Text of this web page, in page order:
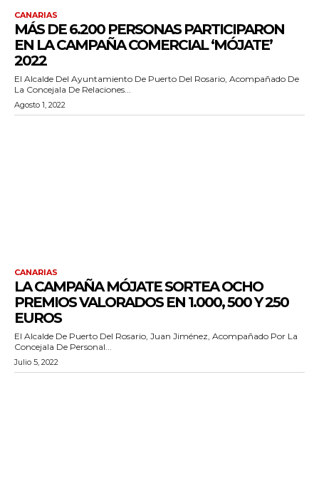
CANARIAS
MÁS DE 6.200 PERSONAS PARTICIPARON
EN LA CAMPAÑA COMERCIAL ‘MÓJATE’
2022
El Alcalde Del Ayuntamiento De Puerto Del Rosario, Acompañado De
La Concejala De Relaciones...
Agosto 1, 2022
CANARIAS
LA CAMPAÑA MÓJATE SORTEA OCHO
PREMIOS VALORADOS EN 1.000, 500 Y 250
EUROS
El Alcalde De Puerto Del Rosario, Juan Jiménez, Acompañado Por La
Concejala De Personal...
Julio 5, 2022